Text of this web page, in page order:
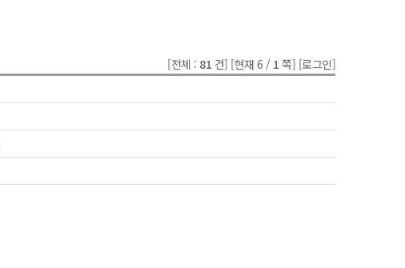
[전체 : 81 건] [현재 6 / 1 쪽] [로그인]